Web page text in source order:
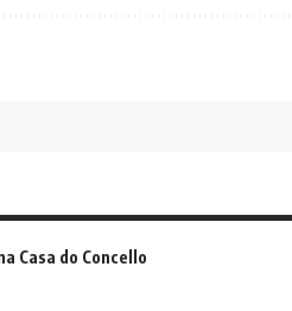
Casa do Concello